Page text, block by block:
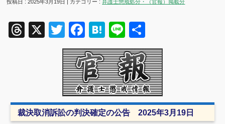
投稿日 : 2025年3月19日 | カテゴリー :弁護士懲戒処分・（官報）掲載分
Threads
X TwitterFacebook
Hatena
Line
有
裁決取消訴訟の判決確定の公告 2025年3月19日